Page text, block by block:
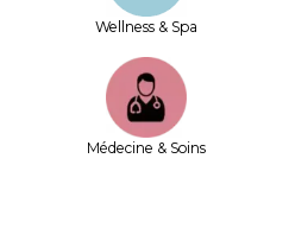
Wellness & Spa
Médecine & Soins